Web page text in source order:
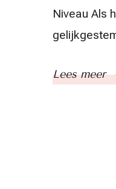
Niveau Als
Lees meer